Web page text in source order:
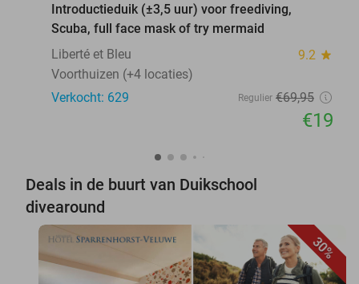
Introductieduik (±3,5 uur) voor freediving,
Scuba, full face mask of try mermaid
Liberté et Bleu
9.2 star
Voorthuizen (+4 locaties)
Verkocht: 629
Regulier €69,95
€19
Deals in de buurt van Duikschool
divearound
30%